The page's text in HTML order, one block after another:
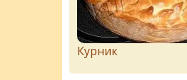
Курник